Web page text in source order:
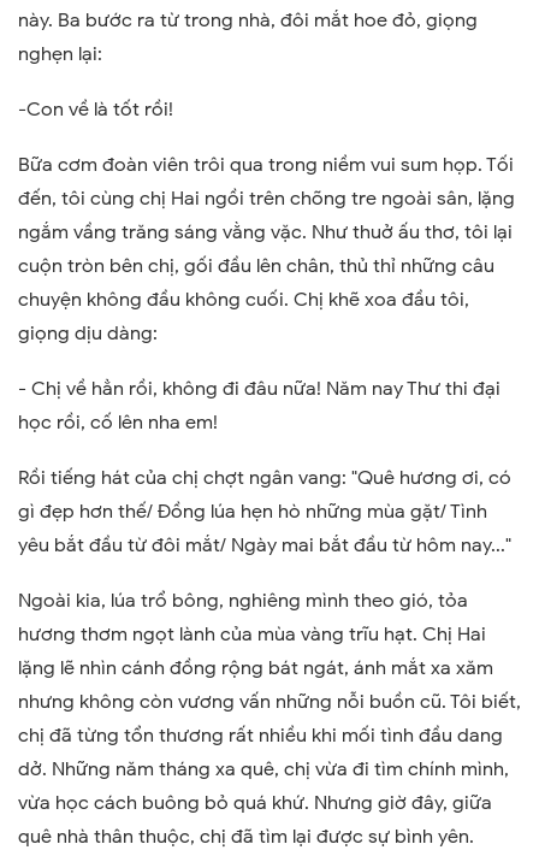
này. Ba bước ra từ trong nhà, đôi mắt hoe đỏ, giọng
nghẹn lại:
-Con về là tốt rồi!
Bữa cơm đoàn viên trôi qua trong niềm vui sum họp. Tối
đến, tôi cùng chị Hai ngồi trên chõng tre ngoài sân, lặng
ngắm vầng trăng sáng vằng vặc. Như thuở ấu thơ, tôi lại
cuộn tròn bên chị, gối đầu lên chân, thủ thỉ những câu
chuyện không đầu không cuối. Chị khẽ xoa đầu tôi,
giọng dịu dàng:
- Chị về hẳn rồi, không đi đâu nữa! Năm nay Thư thi đại
học rồi, cố lên nha em!
Rồi tiếng hát của chị chợt ngân vang: "Quê hương ơi, có
gì đẹp hơn thế/ Đồng lúa hẹn hò những mùa gặt/ Tình
yêu bắt đầu từ đôi mắt/ Ngày mai bắt đầu từ hôm nay..."
Ngoài kia, lúa trổ bông, nghiêng mình theo gió, tỏa
hương thơm ngọt lành của mùa vàng trĩu hạt. Chị Hai
lặng lẽ nhìn cánh đồng rộng bát ngát, ánh mắt xa xăm
nhưng không còn vương vấn những nỗi buồn cũ. Tôi biết,
chị đã từng tổn thương rất nhiều khi mối tình đầu dang
dở. Những năm tháng xa quê, chị vừa đi tìm chính mình,
vừa học cách buông bỏ quá khứ. Nhưng giờ đây, giữa
quê nhà thân thuộc, chị đã tìm lại được sự bình yên.